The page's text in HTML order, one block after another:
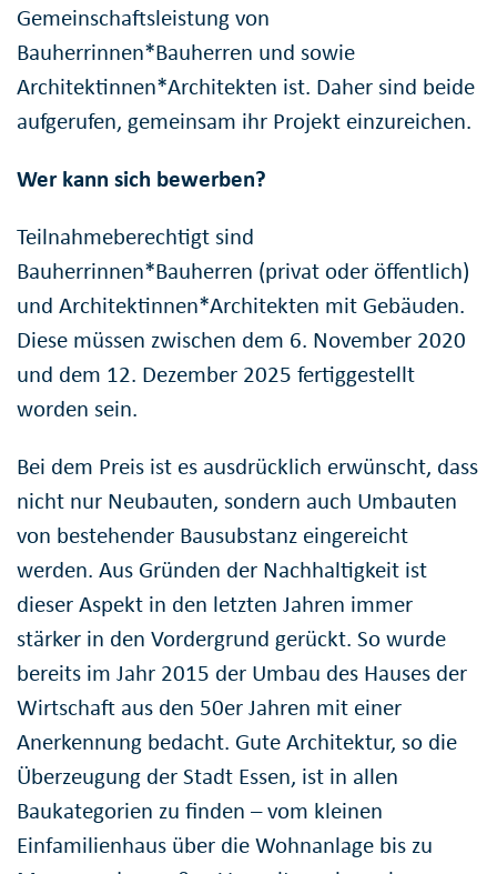
Gemeinschaftsleistung von
Bauherrinnen*Bauherren und sowie
Architektinnen*Architekten ist. Daher sind beide
aufgerufen, gemeinsam ihr Projekt einzureichen.
Wer kann sich bewerben?
Teilnahmeberechtigt sind
Bauherrinnen*Bauherren (privat oder öffentlich)
und Architektinnen*Architekten mit Gebäuden.
Diese müssen zwischen dem 6. November 2020
und dem 12. Dezember 2025 fertiggestellt
worden sein.
Bei dem Preis ist es ausdrücklich erwünscht, dass
nicht nur Neubauten, sondern auch Umbauten
von bestehender Bausubstanz eingereicht
werden. Aus Gründen der Nachhaltigkeit ist
dieser Aspekt in den letzten Jahren immer
stärker in den Vordergrund gerückt. So wurde
bereits im Jahr 2015 der Umbau des Hauses der
Wirtschaft aus den 50er Jahren mit einer
Anerkennung bedacht. Gute Architektur, so die
Überzeugung der Stadt Essen, ist in allen
Baukategorien zu finden – vom kleinen
Einfamilienhaus über die Wohnanlage bis zu